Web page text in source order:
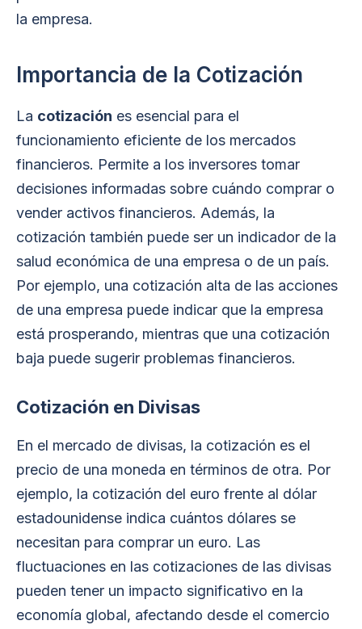
la empresa.
Importancia de la Cotización
La cotización es esencial para el
funcionamiento eficiente de los mercados
financieros. Permite a los inversores tomar
decisiones informadas sobre cuándo comprar o
vender activos financieros. Además, la
cotización también puede ser un indicador de la
salud económica de una empresa o de un país.
Por ejemplo, una cotización alta de las acciones
de una empresa puede indicar que la empresa
está prosperando, mientras que una cotización
baja puede sugerir problemas financieros.
Cotización en Divisas
En el mercado de divisas, la cotización es el
precio de una moneda en términos de otra. Por
ejemplo, la cotización del euro frente al dólar
estadounidense indica cuántos dólares se
necesitan para comprar un euro. Las
fluctuaciones en las cotizaciones de las divisas
pueden tener un impacto significativo en la
economía global, afectando desde el comercio